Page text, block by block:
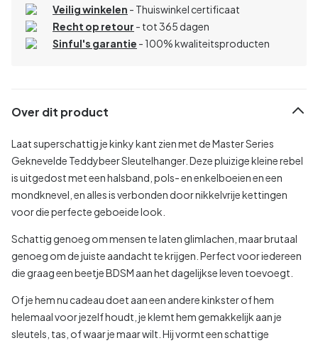
Veilig winkelen - Thuiswinkel certificaat
Recht op retour - tot 365 dagen
Sinful's garantie - 100% kwaliteitsproducten
Over dit product
Laat superschattig je kinky kant zien met de Master Series
Geknevelde Teddybeer Sleutelhanger. Deze pluizige kleine rebel
is uitgedost met een halsband, pols- en enkelboeien en een
mondknevel, en alles is verbonden door nikkelvrije kettingen
voor die perfecte geboeide look.
Schattig genoeg om mensen te laten glimlachen, maar brutaal
genoeg om de juiste aandacht te krijgen. Perfect voor iedereen
die graag een beetje BDSM aan het dagelijkse leven toevoegt.
Of je hem nu cadeau doet aan een andere kinkster of hem
helemaal voor jezelf houdt, je klemt hem gemakkelijk aan je
sleutels, tas, of waar je maar wilt. Hij vormt een schattige